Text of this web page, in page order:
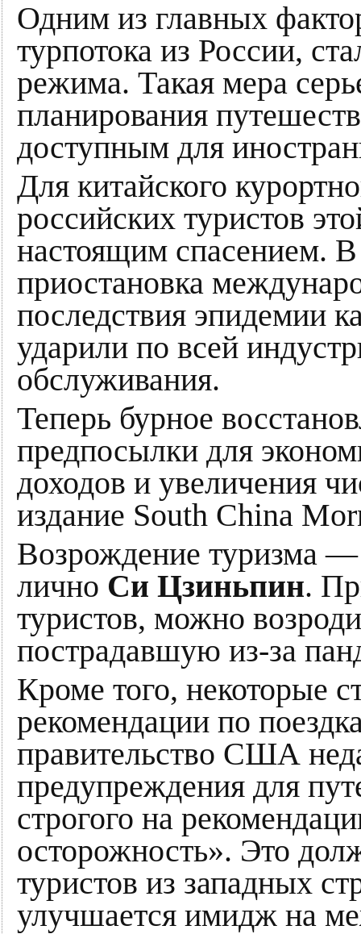
Одним из главных
турпотока из России,
режима. Такая мера
планирования
доступным для
Для китайского
российских туристов
настоящим спасением. В
приостановка
последствия эпидемии
ударили по всей
обслуживания.
Теперь бурное
предпосылки для
доходов и увеличения
издание South China
Возрождение туризма —
лично Си Цзиньпин.
туристов, можно
пострадавшую из-за
Кроме того, некоторые
рекомендации по
правительство США
предупреждения для
строгого на
осторожность». Это
туристов из западных
улучшается имидж на